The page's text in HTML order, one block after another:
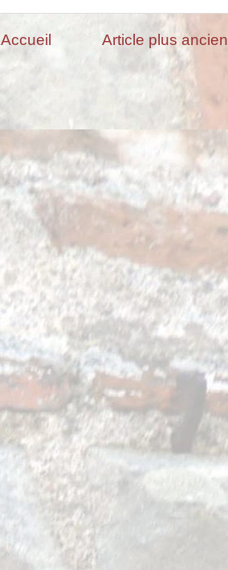
Article plus ancien
Accueil